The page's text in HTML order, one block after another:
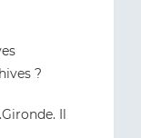
?
Il